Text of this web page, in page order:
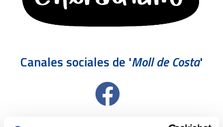
Canales sociales de 'Moll de Costa'